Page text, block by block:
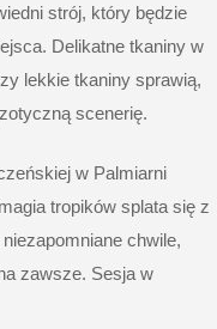
strój, który będzie
Delikatne tkaniny w
lekkie tkaniny sprawią,
scenerię.
w Palmiarni
tropików splata się z
chwile,
zawsze. Sesja w